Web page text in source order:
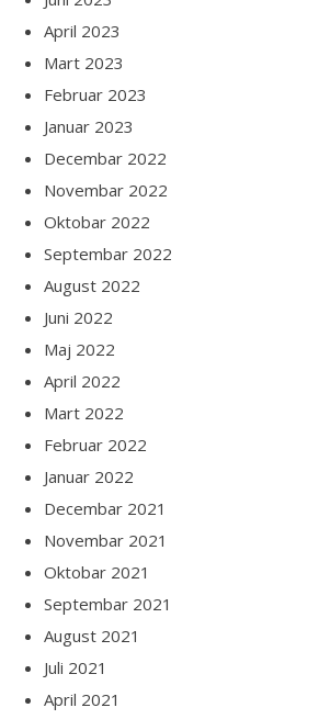
April 2023
Mart 2023
Februar 2023
Januar 2023
Decembar 2022
Novembar 2022
Oktobar 2022
Septembar 2022
August 2022
Juni 2022
Maj 2022
April 2022
Mart 2022
Februar 2022
Januar 2022
Decembar 2021
Novembar 2021
Oktobar 2021
Septembar 2021
August 2021
Juli 2021
April 2021